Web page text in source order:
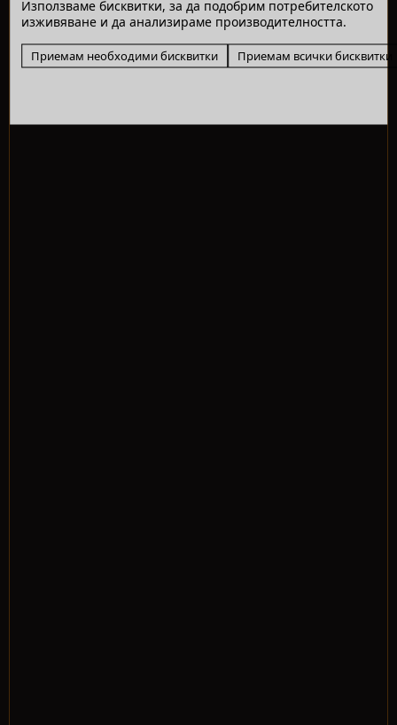
Използваме бисквитки, за да подобрим потребителското
изживяване и да анализираме производителността.
Приемам необходими бисквитки Приемам всички бисквитки